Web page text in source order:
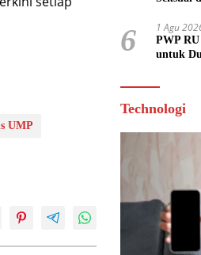
UMP
6 1 Agu
PWP
untuk
Technologi